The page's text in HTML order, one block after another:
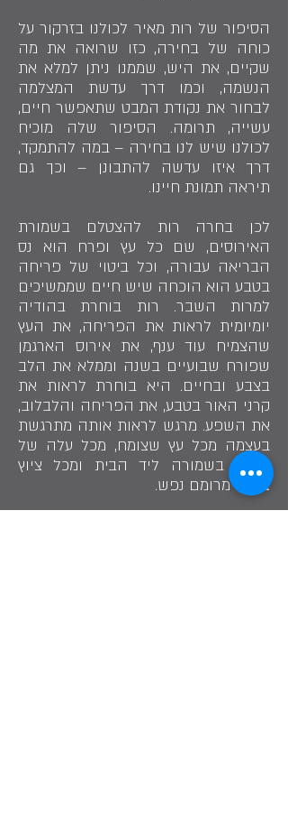
הסיפור של רות מאיר לכולנו בזרקור על
כוחה של בחירה, כזו שרואה את מה
שקיים, את היש, שממנו ניתן למלא את
הנשמה, וכמו דרך עדשת המצלמה
לבחור את נקודת המבט שתאפשר חיים,
עשייה, תרומה. הסיפור שלה מוכיח
לכולנו שיש לנו בחירה – במה להתמקד,
דרך איזו עדשה להתבונן – וכך גם
תיראה תמונת חיינו.
לכן בחרה רות להצטלם בשמורת
האירוסים, שם כל עץ ופרח הוא נס
הבריאה עבורה, וכל ביטוי של פריחה
בטבע הוא הוכחה שיש חיים שממשיכים
למרות השבר. רות בוחרת בהודיה
יומיומית לראות את הפריחה, את העץ
שהצמיח עוד ענף, את אירוס הארגמן
שפורח שבועיים בשנה וממלא את הלב
בצבע ובחיים. היא בוחרת לראות את
קרני האור בטבע, את הפריחה והלבלוב,
את השפע. מרגש לראות אותה מתרגשת
בעצמה מכל עץ שצומח, מכל עלה של
אירוס בשמורה ליד הבית ומכל ציוץ
ציפור מרומם נפש.